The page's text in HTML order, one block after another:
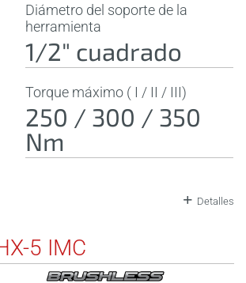
Diámetro del soporte de la
herramienta
1/2" cuadrado
Torque máximo ( I / II / III)
250 / 300 / 350
Nm
Detalles
5 IMC